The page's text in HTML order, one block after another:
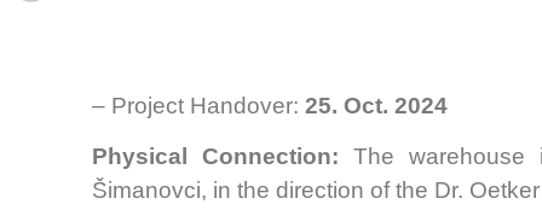
– Project Handover: 25. Oct. 2024
Physical Connection: The
Šimanovci, in the direction of the Dr.